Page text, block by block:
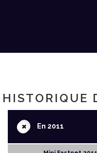
HISTORIQUE
+En 2011